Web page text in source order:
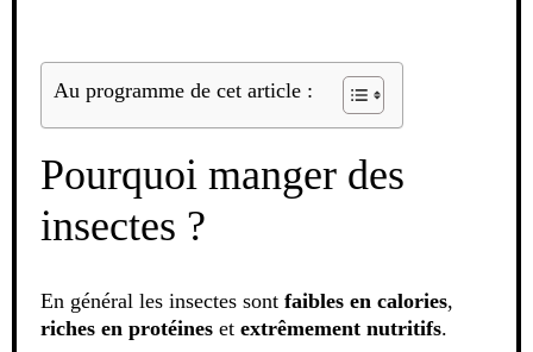
Au programme de cet article :
Pourquoi manger des
insectes ?
En général les insectes sont faibles en calories,
riches en protéines et extrêmement nutritifs.